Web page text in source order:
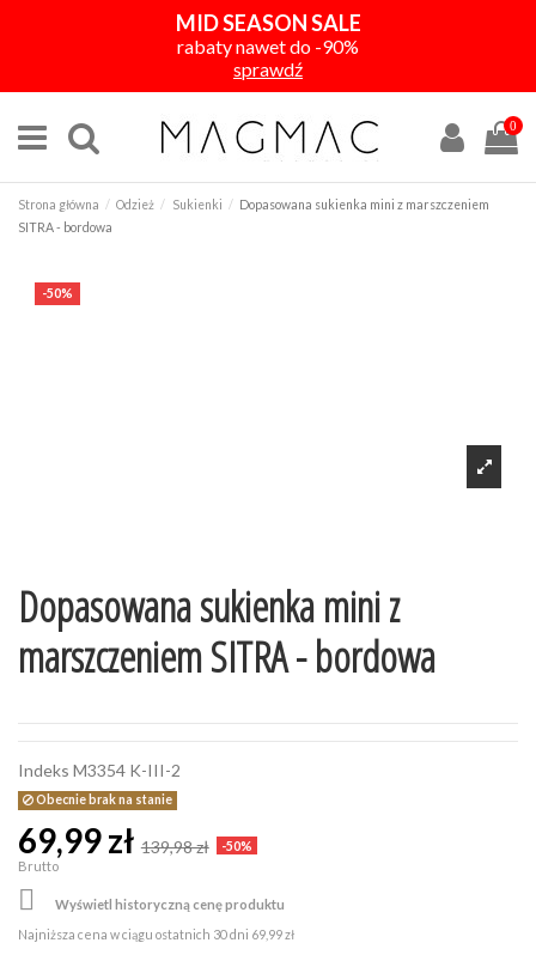
MID SEASON SALE
rabaty nawet do -90%
sprawdź
0
Strona główna Odzież Sukienki
Dopasowana sukienka mini z marszczeniem
SITRA - bordowa
-50%
Dopasowana sukienka mini z
marszczeniem SITRA - bordowa
Indeks M3354 K-III-2
Obecnie brak na stanie
69,99 zł 139,98 zł -50%
Brutto

Wyświetl historyczną cenę produktu
Najniższa cena w ciągu ostatnich 30 dni 69,99 zł